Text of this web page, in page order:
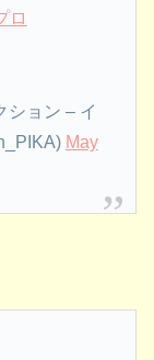
ロ
ョン – イ
May